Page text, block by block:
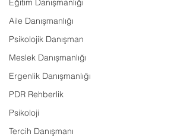
Eğitim Danışmanlığı
Aile Danışmanlığı
Psikolojik Danışman
Meslek Danışmanlığı
Ergenlik Danışmanlığı
PDR Rehberlik
Psikoloji
Tercih Danışmanı